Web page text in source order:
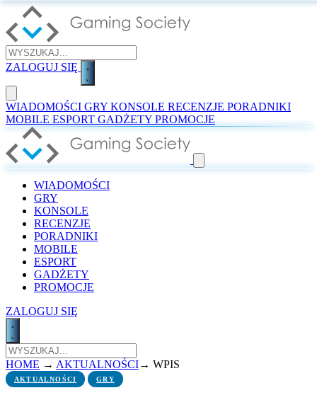
ZALOGUJ SIĘ
WIADOMOŚCI GRY KONSOLE RECENZJE PORADNIKI
MOBILE ESPORT GADŻETY PROMOCJE
WIADOMOŚCI
GRY
KONSOLE
RECENZJE
PORADNIKI
MOBILE
ESPORT
GADŻETY
PROMOCJE
ZALOGUJ SIĘ
HOME → AKTUALNOŚCI→ WPIS
AKTUALNOŚCI GRY